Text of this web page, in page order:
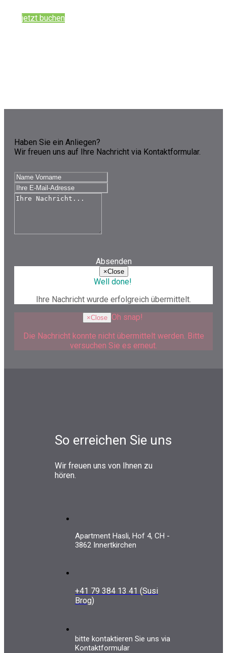
jetzt buchen
Haben Sie ein Anliegen?
Wir freuen uns auf Ihre Nachricht via Kontaktformular.
Absenden
×Close
Well done!
Ihre Nachricht wurde erfolgreich übermittelt.
×Close Oh snap!
Die Nachricht konnte nicht übermittelt werden. Bitte
versuchen Sie es erneut.
So erreichen Sie uns
Wir freuen uns von Ihnen zu
hören.
Apartment Hasli, Hof 4, CH -
3862 Innertkirchen
+41 79 384 13 41 (Susi
Brog)
bitte kontaktieren Sie uns via
Kontaktformular